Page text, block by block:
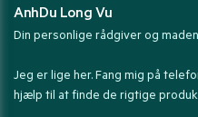
AnhDu Long Vu
Din personlige rådgiver og
Jeg er lige her. Fang mig på
hjælp til at finde de rigtige